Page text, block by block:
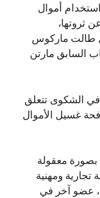
أموال
ثروتها،
طالت ماركوس
السابق مارتن
في الشكوى تتعلق
غسيل الأموال
معقولة
ومهنية
عضو آخر في